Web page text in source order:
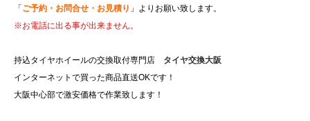
「ご予約・お問合せ・お見積り 」よりお願い致します。
※お電話に出る事が出来ません。
持込タイヤホイールの交換取付専門店 タイヤ交換大阪
インターネットで買った商品直送OKです！
大阪中心部で激安価格で作業致します！